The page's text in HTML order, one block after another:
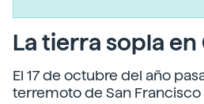
La tierra sopla
El 17 de octubre del año
terremoto de San Francisco